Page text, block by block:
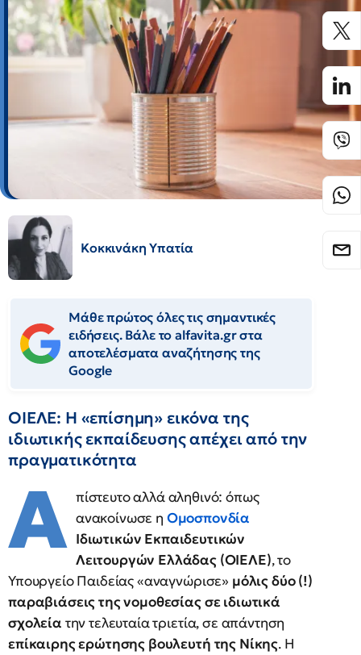
Κοκκινάκη Υπατία
Μάθε πρώτος όλες τις σημαντικές
ειδήσεις. Βάλε το alfavita.gr στα
αποτελέσματα αναζήτησης της
Google
ΟΙΕΛΕ: Η «επίσημη» εικόνα της
ιδιωτικής εκπαίδευσης απέχει από την
πραγματικότητα
Α πίστευτο αλλά αληθινό: όπως
ανακοίνωσε η Ομοσπονδία
Ιδιωτικών Εκπαιδευτικών
Λειτουργών Ελλάδας (ΟΙΕΛΕ), το
Υπουργείο Παιδείας «αναγνώρισε» μόλις δύο (!)
παραβιάσεις της νομοθεσίας σε ιδιωτικά
σχολεία την τελευταία τριετία, σε απάντηση
επίκαιρης ερώτησης βουλευτή της Νίκης. Η